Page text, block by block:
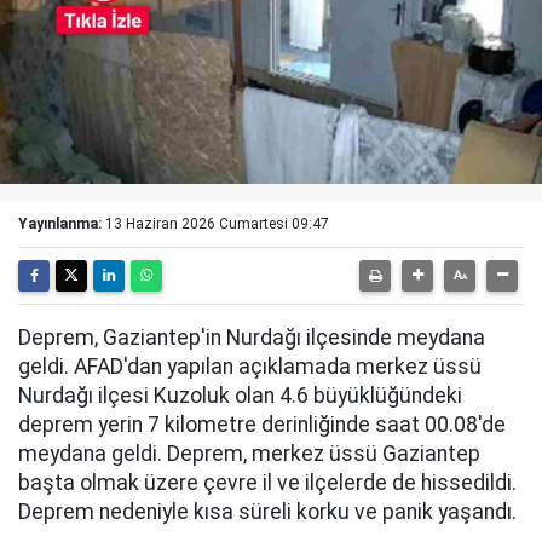
Yayınlanma: 13 Haziran 2026 Cumartesi 09:47
Deprem, Gaziantep'in Nurdağı ilçesinde meydana
geldi. AFAD'dan yapılan açıklamada merkez üssü
Nurdağı ilçesi Kuzoluk olan 4.6 büyüklüğündeki
deprem yerin 7 kilometre derinliğinde saat 00.08'de
meydana geldi. Deprem, merkez üssü Gaziantep
başta olmak üzere çevre il ve ilçelerde de hissedildi.
Deprem nedeniyle kısa süreli korku ve panik yaşandı.